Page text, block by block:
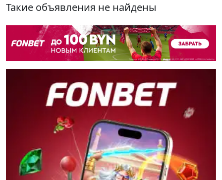
Такие объявления не найдены